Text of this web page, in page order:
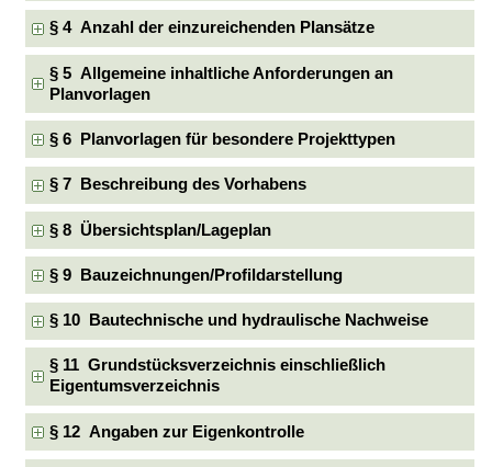
§ 4 Anzahl der einzureichenden Plansätze
§ 5 Allgemeine inhaltliche Anforderungen an
Planvorlagen
§ 6 Planvorlagen für besondere Projekttypen
§ 7 Beschreibung des Vorhabens
§ 8 Übersichtsplan/Lageplan
§ 9 Bauzeichnungen/Profildarstellung
§ 10 Bautechnische und hydraulische Nachweise
§ 11 Grundstücksverzeichnis einschließlich
Eigentumsverzeichnis
§ 12 Angaben zur Eigenkontrolle